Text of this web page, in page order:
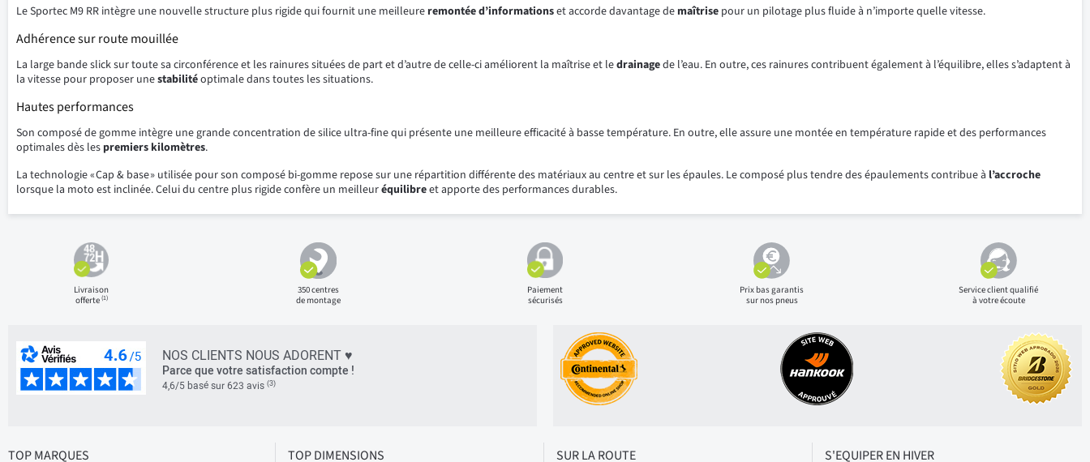
Le Sportec M9 RR intègre une nouvelle structure plus rigide qui fournit une meilleure remontée d’informationset accorde davantage de maîtrise pour un pilotage plus fluide à n’importe quelle vitesse.
Adhérence sur route mouillée
La large bande slick sur toute sa circonférence et les rainures situées de part et d’autre de celle-ci améliorent la maîtrise et ledrainagede l’eau. En outre, ces rainures contribuent également à l’équilibre, elles s’adaptent à
la vitesse pour proposer unestabilitéoptimale dans toutes les situations.
Hautes performances
Son composé de gomme intègre une grande concentration de silice ultra-fine qui présente une meilleure efficacité à basse température. En outre, elle assure une montée en température rapide et des performances
optimales dès les premiers kilomètres.
La technologie « Cap & base » utilisée pour son composé bi-gomme repose sur une répartition différente des matériaux au centre et sur les épaules. Le composé plus tendre des épaulements contribue à l’accroche
lorsque la moto est inclinée. Celui du centre plus rigide confère un meilleuréquilibreet apporte des performances durables.
Livraison
offerte(1)
350 centres
de montage
Paiement
sécurisés
Prix basgarantis
sur nos pneus
Service client qualifié
à votre écoute
NOS CLIENTS NOUS ADORENT ♥
Parce que votre satisfaction compte !
4,6/5 basé sur 623 avis (3)
TOP MARQUES TOP DIMENSIONS SUR LA ROUTE S'EQUIPER EN HIVER